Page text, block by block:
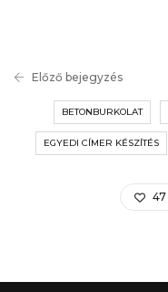
Előző bejegyzés
BETONBURKOLAT
EGYEDI CÍMER KÉSZÍTÉS
47